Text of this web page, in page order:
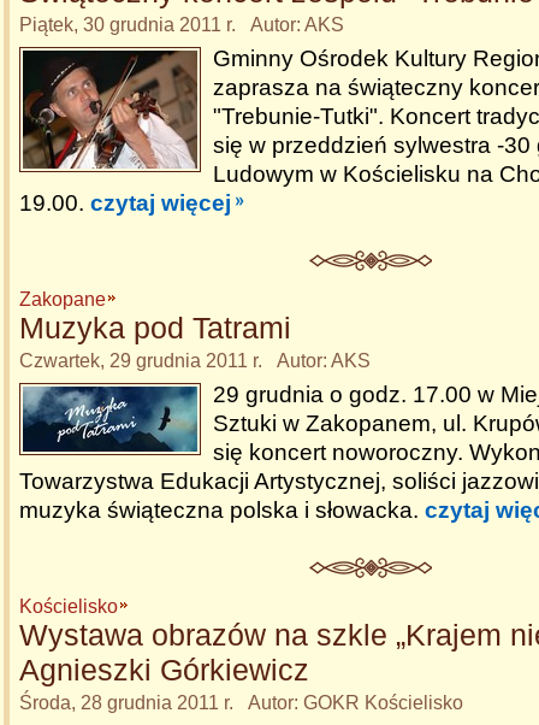
Piątek, 30 grudnia 2011 r. Autor: AKS
Gminny Ośrodek Kultury
zaprasza na świąteczny
"Trebunie-Tutki". Koncert
się w przeddzień sylwestra -30
Ludowym w Kościelisku na
19.00. czytaj więcej
Zakopane
Muzyka pod Tatrami
Czwartek, 29 grudnia 2011 r. Autor: AKS
29 grudnia o godz. 17.00 w
Sztuki w Zakopanem, ul.
się koncert noworoczny.
Towarzystwa Edukacji Artystycznej, soliści
muzyka świąteczna polska i słowacka. czytaj
Kościelisko
Wystawa obrazów na szkle „Krajem
Agnieszki Górkiewicz
Środa, 28 grudnia 2011 r. Autor: GOKR Kościelisko